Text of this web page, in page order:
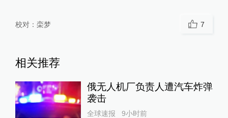
校对： 栾梦 7
相关推荐
俄无人机厂负责人遭汽车炸弹
袭击
全球速报
9小时前